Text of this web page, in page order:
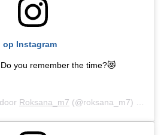
Instagram
Do you remember the time?😻
Roksana_m7 (@roksana_m7) op